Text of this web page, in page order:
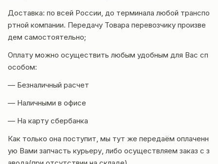
Доставка: по всей России, до терминала любой транспо
ртной компании. Передачу Товара перевозчику произве
дем самостоятельно;
Оплату можно осуществить любым удобным для Вас сп
особом:
— Безналичный расчет
— Наличными в офисе
— На карту сбербанка
Как только она поступит, мы тут же передаём оплаченн
ую Вами запчасть курьеру, либо осуществляем заказ с з